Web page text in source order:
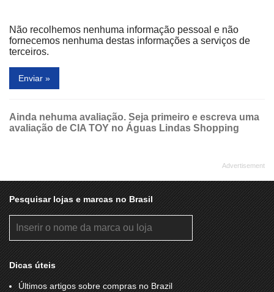
Não recolhemos nenhuma informação pessoal e não
fornecemos nenhuma destas informações a serviços de
terceiros.
Enviar »
Ainda nehuma avaliação. Seja primeiro e escreva uma
avaliação de CIA TOY no Águas Lindas Shopping
Pesquisar lojas e marcas no Brasil
Dicas úteis
Últimos artigos sobre compras no Brazil